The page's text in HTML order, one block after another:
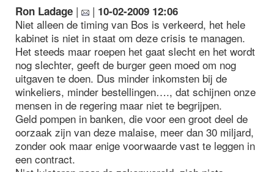
Ron Ladage | | 10-02-2009 12:06
Niet alleen de timing van Bos is verkeerd, het hele
kabinet is niet in staat om deze crisis te managen.
Het steeds maar roepen het gaat slecht en het wordt
nog slechter, geeft de burger geen moed om nog
uitgaven te doen. Dus minder inkomsten bij de
winkeliers, minder bestellingen…., dat schijnen onze
mensen in de regering maar niet te begrijpen.
Geld pompen in banken, die voor een groot deel de
oorzaak zijn van deze malaise, meer dan 30 miljard,
zonder ook maar enige voorwaarde vast te leggen in
een contract.